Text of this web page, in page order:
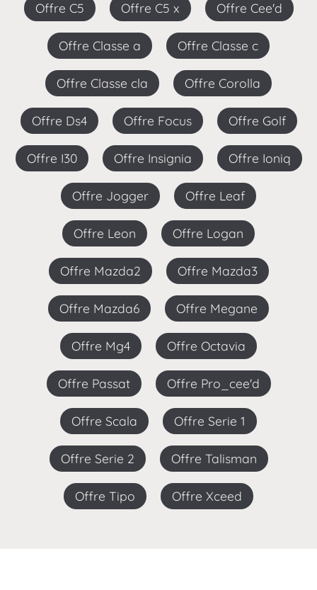
Offre C5 Offre C5 x Offre Cee'd
Offre Classe a Offre Classe c
Offre Classe cla Offre Corolla
Offre Ds4 Offre Focus Offre Golf
Offre I30 Offre Insignia Offre Ioniq
Offre Jogger Offre Leaf
Offre Leon Offre Logan
Offre Mazda2 Offre Mazda3
Offre Mazda6 Offre Megane
Offre Mg4 Offre Octavia
Offre Passat Offre Pro_cee'd
Offre Scala Offre Serie 1
Offre Serie 2 Offre Talisman
Offre Tipo Offre Xceed